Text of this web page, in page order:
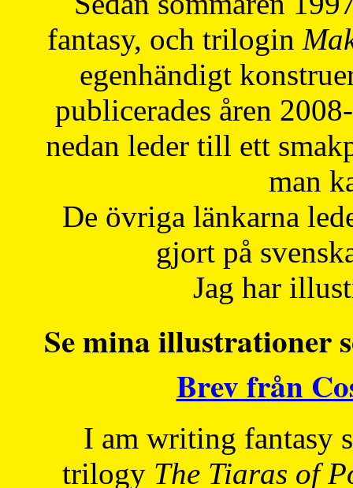
fantasy, och trilogin
egenhändigt
publicerades åren
nedan leder till ett
man
De övriga länkarna
gjort på
Jag har
Se mina illustrationer
Brev från
I am writing fantasy
trilogy The Tiaras of